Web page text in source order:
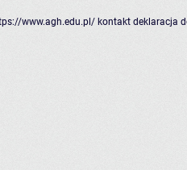
www.agh.edu.pl/ kontakt deklaracja